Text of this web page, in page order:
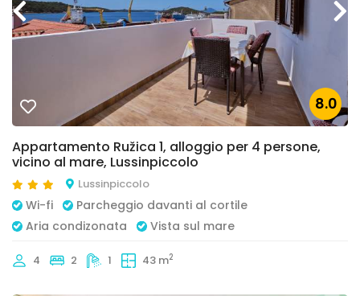
8.0
Appartamento Ružica 1, alloggio per 4 persone,
vicino al mare, Lussinpiccolo
Lussinpiccolo
Wi-fi
Parcheggio davanti al cortile
Aria condizonata
Vista sul mare
4 2 1 43 m2